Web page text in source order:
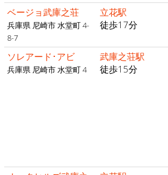
ベージョ武庫之荘
兵庫県 尼崎市 水堂町 4-
8-7
立花駅
徒歩17分
ソレアード･アビ
兵庫県 尼崎市 水堂町 4
武庫之荘駅
徒歩15分